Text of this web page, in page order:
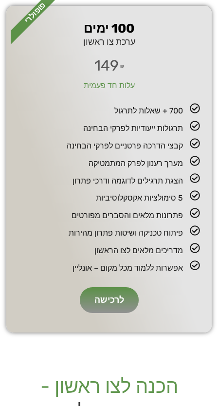
פופולרי
100 ימים
ערכת צו ראשון
149 ₪
עלות חד פעמית
700 + שאלות לתרגול
תרגולות ייעודיות לפרקי הבחינה
קבצי הדרכה פרטניים לפרקי הבחינה
מערך רענון לפרק המתמטיקה
הצגת תרגילים לדוגמה ודרכי פתרון
5 סימולציות אקסקלוסיביות
פתרונות מלאים והסברים מפורטים
פיתוח טכניקה ושיטות פתרון מהירות
מדריכים מלאים לצו הראשון
אפשרות ללמוד מכל מקום – אונליין
לרכישה
הכנה לצו ראשון -